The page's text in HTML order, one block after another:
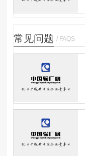
常见问题 / FAQS